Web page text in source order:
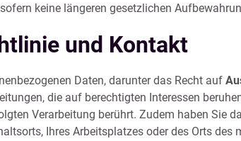
keine längeren gesetzlichen
und Kontakt
Daten, darunter das Recht auf
die auf berechtigten Interessen
Verarbeitung berührt. Zudem haben Sie
Ihres Arbeitsplatzes oder des Orts